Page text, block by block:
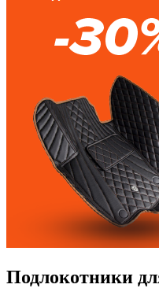
Подлокотники